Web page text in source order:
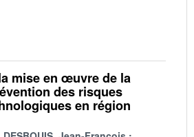
mise en œuvre de la
des risques
en région